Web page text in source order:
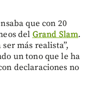
que con 20
del Grand Slam.
más realista”,
un tono que le ha
declaraciones no